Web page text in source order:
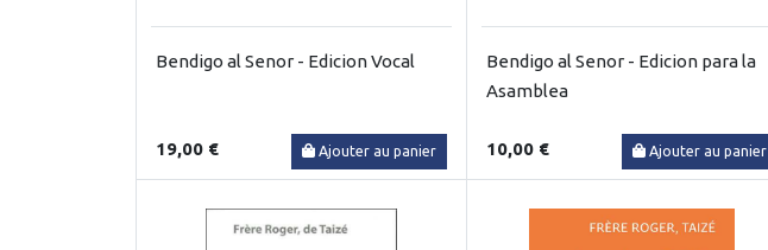
Bendigo al Senor - Edicion Vocal
19,00 € Ajouter au panier
Bendigo al Senor - Edicion para la
Asamblea
10,00 € Ajouter au panier